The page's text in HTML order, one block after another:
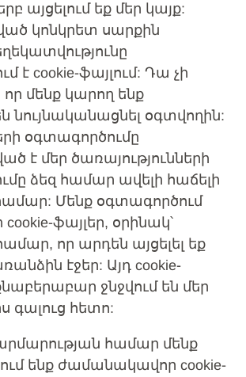
այցելում եք մեր կայք:
կոնկրետ սարքին
է cookie-ֆայլում: Դա չի
մենք կարող ենք
նույնականացնել օգտվողին:
օգտագործումը
է մեր ծառայությունների
ձեզ համար ավելի հաճելի
Մենք օգտագործում
cookie-ֆայլեր, օրինակ՝
որ արդեն այցելել եք
էջեր: Այդ cookie-
ջնջվում են մեր
գալուց հետո:
համար մենք
ենք ժամանակավոր cookie-